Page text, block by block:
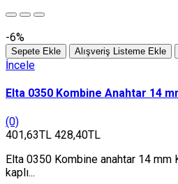
-6%
Sepete Ekle Alışveriş Listeme Ekle
İncele
Elta 0350 Kombine Anahtar 14
(0)
401,63TL 428,40TL
Elta 0350 Kombine anahtar 14 mm
kaplı...